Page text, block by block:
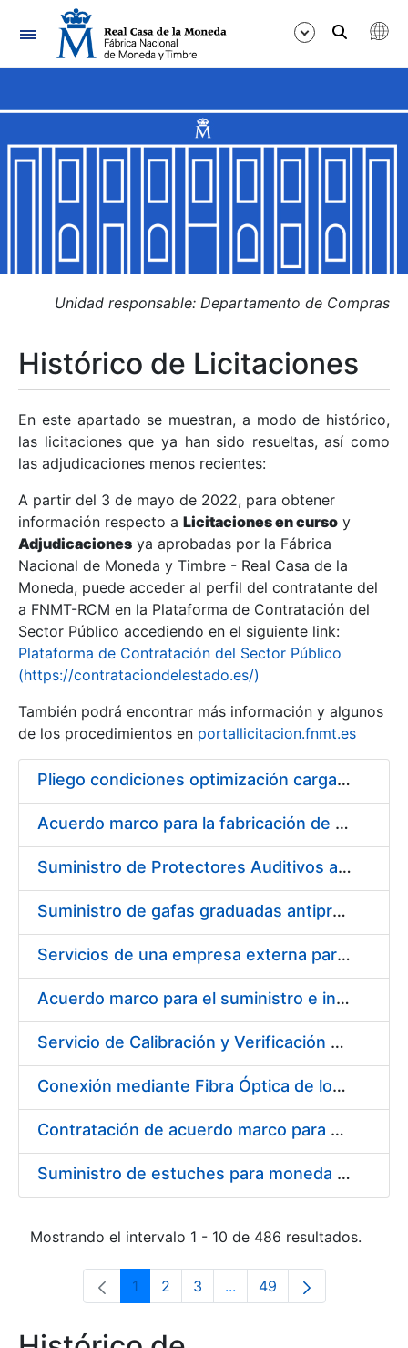
Navegación
Mostrar/Ocultar
Mostrar/Ocultar
Mostrar/Ocultar
Mostrar/Ocultar
Mostrar/Ocultar
Mostrar/Ocultar
Unidad responsable: Departamento de Compras
Histórico de Licitaciones
En este apartado se muestran, a modo de histórico,
las licitaciones que ya han sido resueltas, así como
las adjudicaciones menos recientes:
A partir del 3 de mayo de 2022, para obtener
información respecto a Licitaciones en curso y
Adjudicaciones ya aprobadas por la Fábrica
Nacional de Moneda y Timbre - Real Casa de la
Moneda, puede acceder al perfil del contratante del
a FNMT-RCM en la Plataforma de Contratación del
Sector Público accediendo en el siguiente link:
Plataforma de Contratación del Sector Público
(https://contrataciondelestado.es/)
También podrá encontrar más información y algunos
de los procedimientos en portallicitacion.fnmt.es
Pliego condiciones optimización cargas compras firmado
Acuerdo marco para la fabricación de piezas
Suministro de Protectores Auditivos a medida para las personas trabajadoras de los Centros de Trabajo de Madrid y Burgos
Suministro de gafas graduadas antiproyecciones para los trabajadores de la FNMT-RCM en los centros de trabajo de Madrid y Burgos
Servicios de una empresa externa para el asesoramiento y resolución de los recursos de alzada que se presentan relacionados con procesos de selección para la FNMT-RCM
Acuerdo marco para el suministro e instalación de persianas, estores y otros complementos
Servicio de Calibración y Verificación Externa de los Equipos de Medición del Servicio de Prevención de la FNMT-RCM
Conexión mediante Fibra Óptica de los Centros de Proceso de Datos (CPDs) de las sedes de la FNMT-RCM de Burgos y Madrid
Contratación de acuerdo marco para el Suministro de Material de Electricidad para la Fábrica Nacional de Moneda y Timbre-Real Casa de la Moneda en su centro de trabajo de Burgos
Suministro de estuches para moneda de 30 €
Mostrando el intervalo 1 - 10 de 486 resultados.
Página
1 Página
2 Página
3 ...Páginas intermedias Use
Página
49